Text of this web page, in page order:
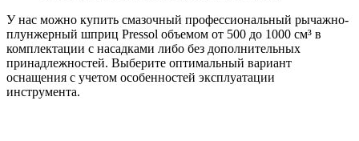
У нас можно купить смазочный профессиональный рычажно-
плунжерный шприц Pressol объемом от 500 до 1000 см³ в
комплектации с насадками либо без дополнительных
принадлежностей. Выберите оптимальный вариант
оснащения с учетом особенностей эксплуатации
инструмента.